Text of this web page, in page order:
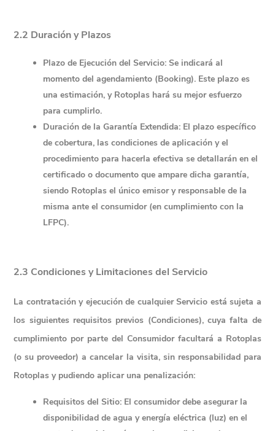
2.2 Duración y Plazos
Plazo de Ejecución del Servicio: Se indicará al
momento del agendamiento (Booking). Este plazo es
una estimación, y Rotoplas hará su mejor esfuerzo
para cumplirlo.
Duración de la Garantía Extendida: El plazo específico
de cobertura, las condiciones de aplicación y el
procedimiento para hacerla efectiva se detallarán en el
certificado o documento que ampare dicha garantía,
siendo Rotoplas el único emisor y responsable de la
misma ante el consumidor (en cumplimiento con la
LFPC).
2.3 Condiciones y Limitaciones del Servicio
La contratación y ejecución de cualquier Servicio está sujeta a
los siguientes requisitos previos (Condiciones), cuya falta de
cumplimiento por parte del Consumidor facultará a Rotoplas
(o su proveedor) a cancelar la visita, sin responsabilidad para
Rotoplas y pudiendo aplicar una penalización:
Requisitos del Sitio: El consumidor debe asegurar la
disponibilidad de agua y energía eléctrica (luz) en el